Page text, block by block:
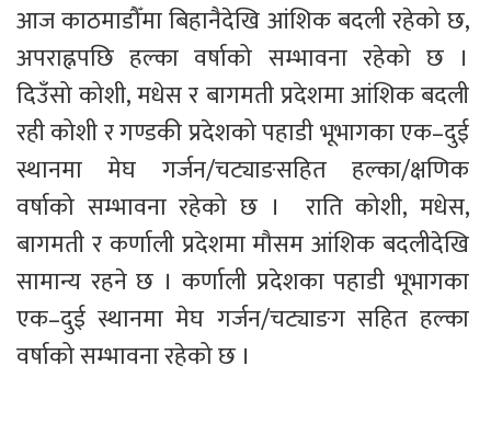
आज काठमाडौँमा बिहानैदेखि आंशिक बदली रहेको छ,
अपराह्नपछि हल्का वर्षाको सम्भावना रहेको छ ।
दिउँसो कोशी, मधेस र बागमती प्रदेशमा आंशिक बदली
रही कोशी र गण्डकी प्रदेशको पहाडी भूभागका एक–दुई
स्थानमा मेघ गर्जन/चट्याङसहित हल्का/क्षणिक
वर्षाको सम्भावना रहेको छ ।  राति कोशी, मधेस,
बागमती र कर्णाली प्रदेशमा मौसम आंशिक बदलीदेखि
सामान्य रहने छ । कर्णाली प्रदेशका पहाडी भूभागका
एक–दुई स्थानमा मेघ गर्जन/चट्याङग सहित हल्का
वर्षाको सम्भावना रहेको छ ।